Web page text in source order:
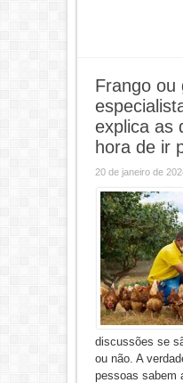
Frango ou
explica as
hora de ir
20 de janeiro de
discussões se
ou não. A
pessoas sabem